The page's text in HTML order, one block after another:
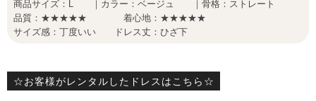
商品サイズ：L ｜カラー：ベージュ ｜骨格：ストレート
品質：★★★★★ 着心地：★★★★★
サイズ感：丁度いい ドレス丈：ひざ下
☆お客様がレンタルしたドレスはこちら☆